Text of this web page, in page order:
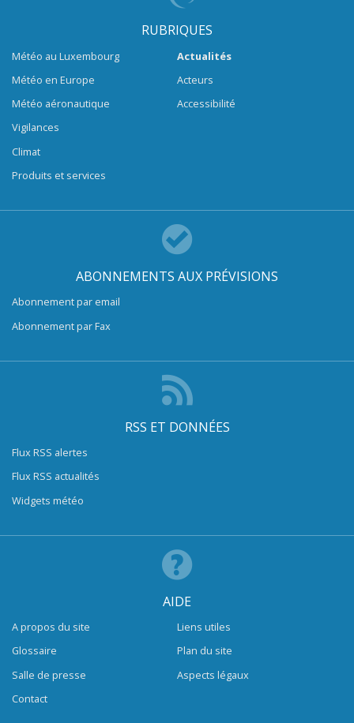
RUBRIQUES
Météo au Luxembourg
Météo en Europe
Météo aéronautique
Vigilances
Climat
Produits et services
Actualités
Acteurs
Accessibilité
ABONNEMENTS AUX PRÉVISIONS
Abonnement par email
Abonnement par Fax
RSS ET DONNÉES
Flux RSS alertes
Flux RSS actualités
Widgets météo
AIDE
A propos du site
Glossaire
Salle de presse
Contact
Liens utiles
Plan du site
Aspects légaux